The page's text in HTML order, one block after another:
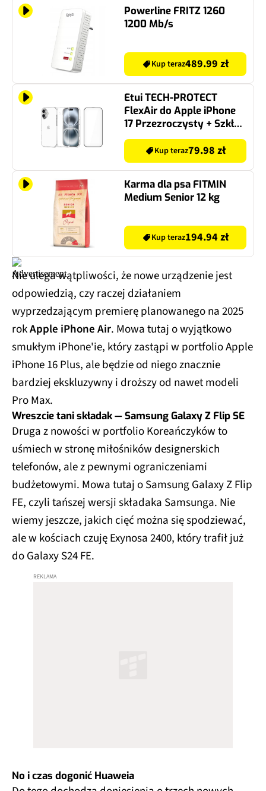
Powerline FRITZ 1260
1200 Mb/s
Kup teraz489.99 zł
Etui TECH-PROTECT
FlexAir do Apple iPhone
17 Przezroczysty + Szkło
hartowane TECH-
PROTECT Quick Set+ do
Apple iPhone 17 (2 szt.)
Kup teraz79.98 zł
Karma dla psa FITMIN
Medium Senior 12 kg
Kup teraz194.94 zł
Nie ulega wątpliwości, że nowe urządzenie jest
odpowiedzią, czy raczej działaniem
wyprzedzającym premierę planowanego na 2025
rokApple iPhone Air. Mowa tutaj o wyjątkowo
smukłym iPhone'ie, który zastąpi w portfolio Apple
iPhone 16 Plus, ale będzie od niego znacznie
bardziej ekskluzywny i droższy od nawet modeli
Pro Max.
Wreszcie tani składak — Samsung Galaxy Z Flip SE
Druga z nowości w portfolio Koreańczyków to
uśmiech w stronę miłośników designerskich
telefonów, ale z pewnymi ograniczeniami
budżetowymi. Mowa tutaj o Samsung Galaxy Z Flip
FE, czyli tańszej wersji składaka Samsunga. Nie
wiemy jeszcze, jakich cięć można się spodziewać,
ale w kościach czuję Exynosa 2400, który trafił już
do Galaxy S24 FE.
No i czas dogonić Huaweia